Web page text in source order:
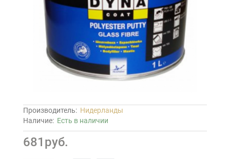
Производитель: Нидерланды
Наличие: Есть в наличии
681руб.